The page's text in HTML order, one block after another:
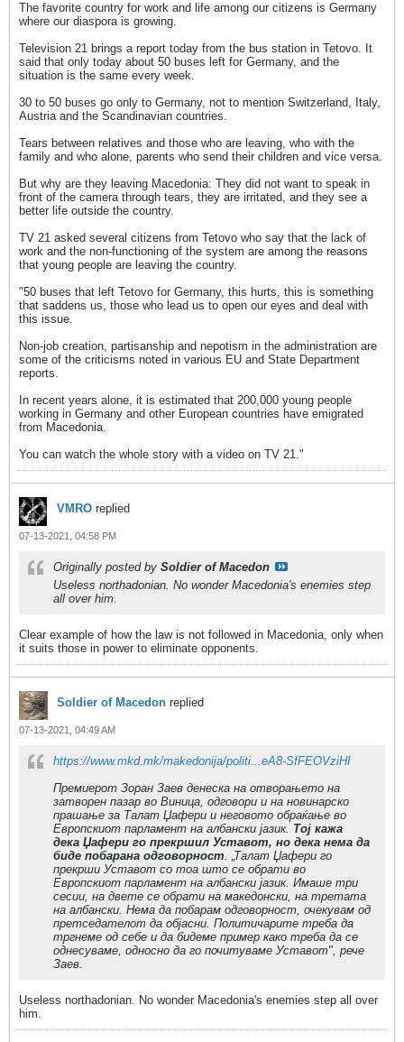
The favorite country for work and life among our citizens is Germany
where our diaspora is growing.
Television 21 brings a report today from the bus station in Tetovo. It
said that only today about 50 buses left for Germany, and the
situation is the same every week.
30 to 50 buses go only to Germany, not to mention Switzerland, Italy,
Austria and the Scandinavian countries.
Tears between relatives and those who are leaving, who with the
family and who alone, parents who send their children and vice versa.
But why are they leaving Macedonia: They did not want to speak in
front of the camera through tears, they are irritated, and they see a
better life outside the country.
TV 21 asked several citizens from Tetovo who say that the lack of
work and the non-functioning of the system are among the reasons
that young people are leaving the country.
"50 buses that left Tetovo for Germany, this hurts, this is something
that saddens us, those who lead us to open our eyes and deal with
this issue.
Non-job creation, partisanship and nepotism in the administration are
some of the criticisms noted in various EU and State Department
reports.
In recent years alone, it is estimated that 200,000 young people
working in Germany and other European countries have emigrated
from Macedonia.
You can watch the whole story with a video on TV 21."
VMRO replied
07-13-2021, 04:58 PM
Originally posted by Soldier of Macedon
Useless northadonian. No wonder Macedonia's enemies step
all over him.
Clear example of how the law is not followed in Macedonia, only when
it suits those in power to eliminate opponents.
Soldier of Macedon replied
07-13-2021, 04:49 AM
https://www.mkd.mk/makedonija/politi...eA8-SfFEOVziHI
Премиерот Зоран Заев денеска на отворањето на
затворен пазар во Виница, одговори и на новинарско
прашање за Талат Џафери и неговото обраќање во
Европскиот парламент на албански јазик. Тој кажа
дека Џафери го прекршил Уставот, но дека нема да
биде побарана одговорност. „Талат Џафери го
прекрши Уставот со тоа што се обрати во
Европскиот парламент на албански јазик. Имаше три
сесии, на двете се обрати на македонски, на третата
на албански. Нема да побарам одговорност, очекувам од
претседателот да објасни. Политичарите треба да
тргнеме од себе и да бидеме пример како треба да се
однесуваме, односно да го почитуваме Уставот", рече
Заев.
Useless northadonian. No wonder Macedonia's enemies step all over
him.